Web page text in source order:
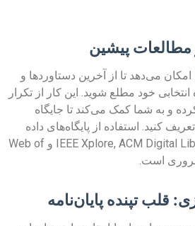
مطالعات پیشین
می‌دهد تا از آخرین دستاوردها و
خود مطلع شوید. این کار از تکرار
و به شما کمک می‌کند تا جایگاه
کنید. استفاده از پایگاه‌های داده
علمی مانند IEEE Xplore, ACM Digital Library, Scopus و Web of
قلب تپنده پایان‌نامه